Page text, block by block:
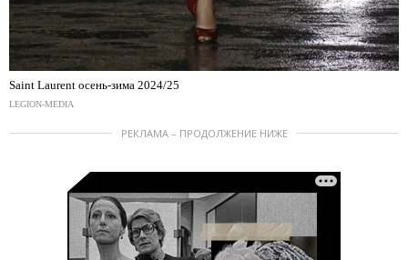
Saint Laurent осень-зима 2024/25
LEGION-MEDIA
РЕКЛАМА – ПРОДОЛЖЕНИЕ НИЖЕ